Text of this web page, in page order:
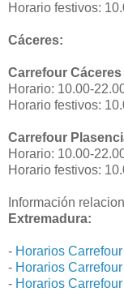
Horario festivos:
Cáceres:
Carrefour Cáceres
Horario: 10.00-
Horario festivos:
Carrefour
Horario: 10.00-
Horario festivos:
Información
Extremadura:
- Horarios
- Horarios
- Horarios